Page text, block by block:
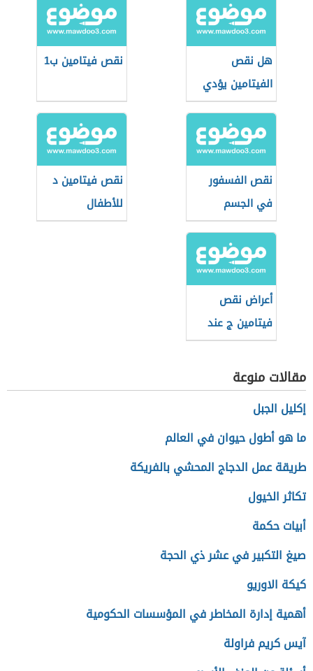
هل نقص
الفيتامين يؤدي
إلى تساقط الشعر
نقص فيتامين ب1
نقص الفسفور
في الجسم
نقص فيتامين د
للأطفال
أعراض نقص
فيتامين ج عند
النساء
مقالات منوعة
إكليل الجبل
ما هو أطول حيوان في العالم
طريقة عمل الدجاج المحشي بالفريكة
تكاثر الخيول
أبيات حكمة
صيغ التكبير في عشر ذي الحجة
كيكة الاوريو
أهمية إدارة المخاطر في المؤسسات الحكومية
آيس كريم فراولة